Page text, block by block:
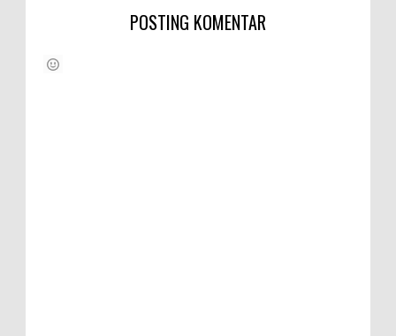
POSTING KOMENTAR